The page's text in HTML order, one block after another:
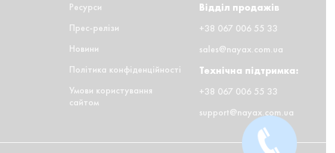
Ресурси
Прес-релізи
Новини
Політика конфіденційності
Умови користування
сайтом
Відділ продажів
+38 067 006 55 33
sales@nayax.com.ua
Технічна підтримка:
+38 067 006 55 33
support@nayax.com.ua